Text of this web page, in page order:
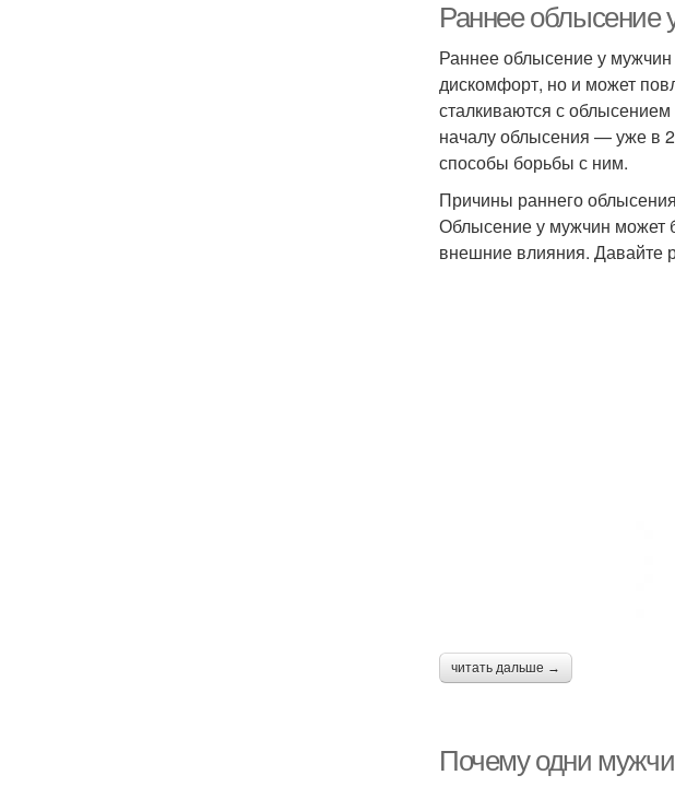
Раннее облысение
Раннее облысение у мужчин
дискомфорт, но и может
сталкиваются с
началу облысения — уже в
способы борьбы с ним.
Причины раннего облысения
Облысение у мужчин может
внешние влияния. Давайте
читать дальше →
Почему одни